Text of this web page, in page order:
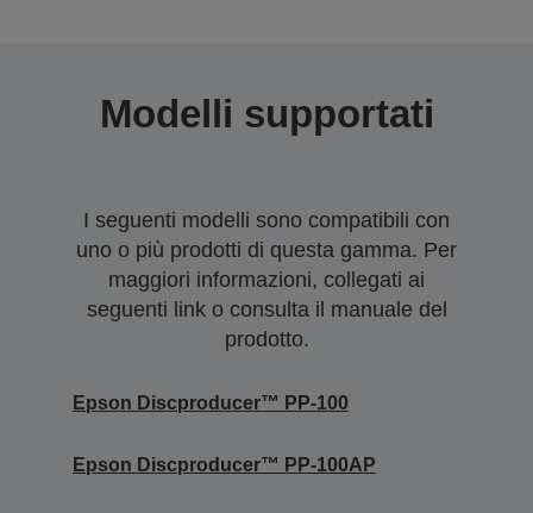
Modelli supportati
I seguenti modelli sono compatibili con
uno o più prodotti di questa gamma. Per
maggiori informazioni, collegati ai
seguenti link o consulta il manuale del
prodotto.
Epson Discproducer™ PP-100
Epson Discproducer™ PP-100AP